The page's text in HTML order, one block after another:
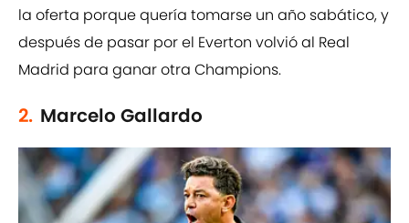
la oferta porque quería tomarse un año sabático, y
después de pasar por el Everton volvió al Real
Madrid para ganar otra Champions.
2. Marcelo Gallardo